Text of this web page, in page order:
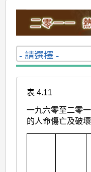
表 4.11
一九六零至二零
的人命傷亡及破壞